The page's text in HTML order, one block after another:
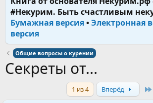
#Некурим. Быть счастливым
Бумажная версия•Электронная
версия
Общие вопросы о курении
Секреты от...
1 из 4 Вперёд